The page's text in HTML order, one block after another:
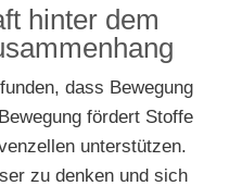
hinter dem
dass Bewegung
fördert Stoffe
unterstützen.
zu denken und sich